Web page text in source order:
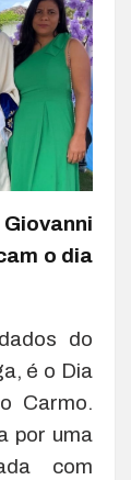
o dia
do
é o Dia
Carmo.
por uma
com